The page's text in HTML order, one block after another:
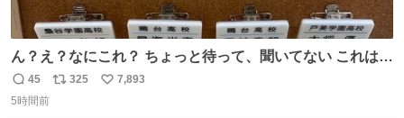
ん？え？なにこれ？ ちょっと待って、聞いてない これは販
売されているのもですか？
返
信
45
リ
325
い
7,893
5時間前